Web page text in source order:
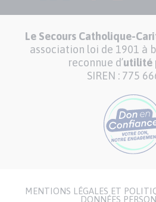
Le Secours Catholique-
association loi de 1901 à
reconnue d’utilité
SIREN : 775
MENTIONS LÉGALES ET
DONNÉES